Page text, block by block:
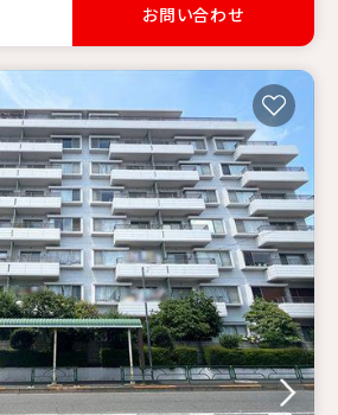
お問い合わせ